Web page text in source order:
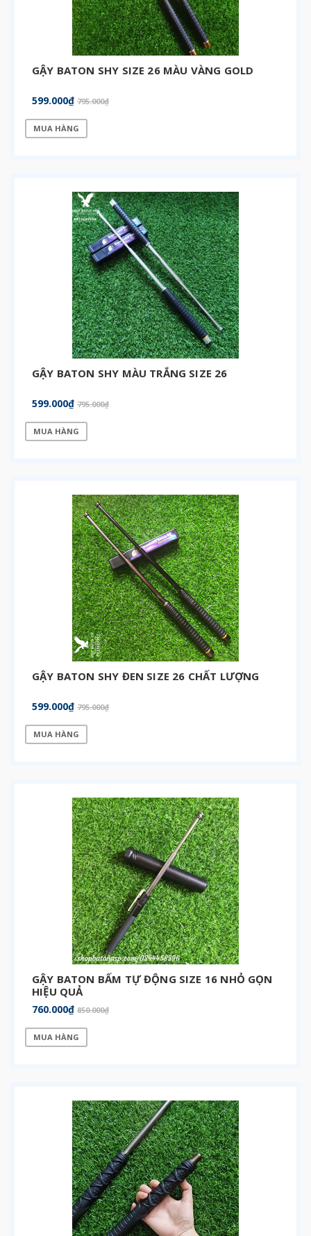
GẬY BATON SHY SIZE 26 MÀU VÀNG GOLD
599.000₫ 795.000₫
MUA HÀNG
GẬY BATON SHY MÀU TRẮNG SIZE 26
599.000₫ 795.000₫
MUA HÀNG
GẬY BATON SHY ĐEN SIZE 26 CHẤT LƯỢNG
599.000₫ 795.000₫
MUA HÀNG
GẬY BATON BẤM TỰ ĐỘNG SIZE 16 NHỎ GỌN
HIỆU QUẢ
760.000₫ 850.000₫
MUA HÀNG